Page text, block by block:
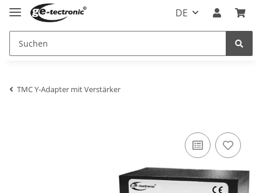
DE
TMC Y-Adapter mit Verstärker